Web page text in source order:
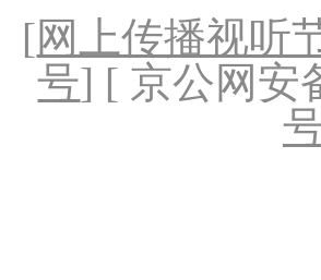
[网上传播视听
号] [ 京公网安